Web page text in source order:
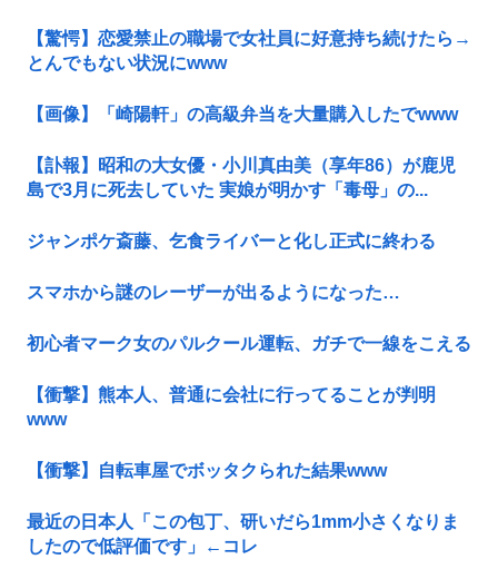
【驚愕】恋愛禁止の職場で女社員に好意持ち続けたら→
とんでもない状況にwww
【画像】「崎陽軒」の高級弁当を大量購入したでwww
【訃報】昭和の大女優・小川真由美（享年86）が鹿児
島で3月に死去していた 実娘が明かす「毒母」の...
ジャンポケ斎藤、乞食ライバーと化し正式に終わる
スマホから謎のレーザーが出るようになった…
初心者マーク女のパルクール運転、ガチで一線をこえる
【衝撃】熊本人、普通に会社に行ってることが判明
www
【衝撃】自転車屋でボッタクられた結果www
最近の日本人「この包丁、研いだら1mm小さくなりま
したので低評価です」←コレ